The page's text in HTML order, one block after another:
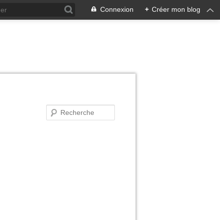
Connexion + Créer mon blog